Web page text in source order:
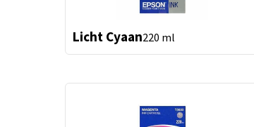
Licht Cyaan220 ml